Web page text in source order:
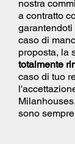
nostra
a contratto
garantendoti
caso di
proposta, la
totalmente
caso di tuo
sono